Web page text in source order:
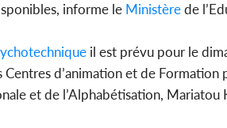
informe le Ministèrede
il est prévu pour le
Centres d’animation et de Formation
et de l’Alphabétisation, Mariatou